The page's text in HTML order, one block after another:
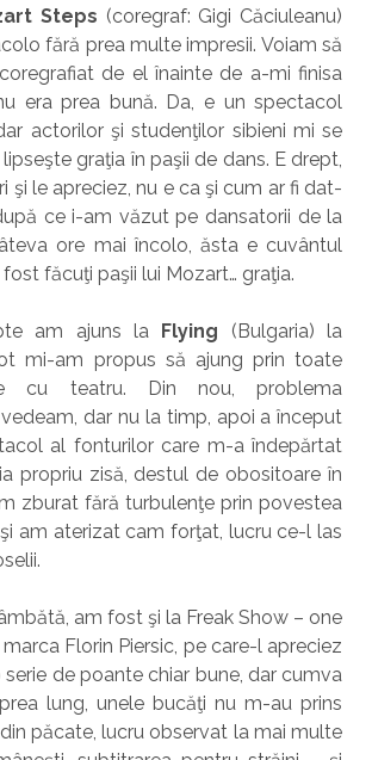
Steps (coregraf: Gigi Căciuleanu)
fără prea multe impresii. Voiam să
de el înainte de a-mi finisa
era prea bună. Da, e un spectacol
actorilor şi studenţilor sibieni mi se
graţia în paşii de dans. E drept,
şi le apreciez, nu e ca şi cum ar fi dat-
ce i-am văzut pe dansatorii de la
ore mai încolo, ăsta e cuvântul
făcuţi paşii lui Mozart… graţia.
am ajuns la Flying (Bulgaria) la
mi-am propus să ajung prin toate
cu teatru. Din nou, problema
dar nu la timp, apoi a început
al fonturilor care m-a îndepărtat
propriu zisă, destul de obositoare în
zburat fără turbulenţe prin povestea
am aterizat cam forţat, lucru ce-l las
am fost şi la Freak Show – one
Florin Piersic, pe care-l apreciez
de poante chiar bune, dar cumva
lung, unele bucăţi nu m-au prins
păcate, lucru observat la mai multe